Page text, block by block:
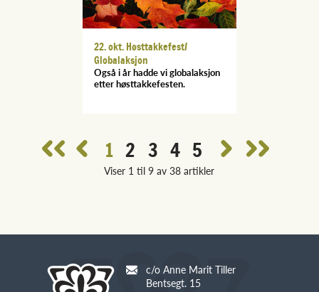
22. okt. Høsttakkefest/
Globalaksjon
Også i år hadde vi globalaksjon
etter høsttakkefesten.
1 2 3 4 5
Viser 1 til 9 av 38 artikler
c/o Anne Marit Tiller
Bentsegt. 15